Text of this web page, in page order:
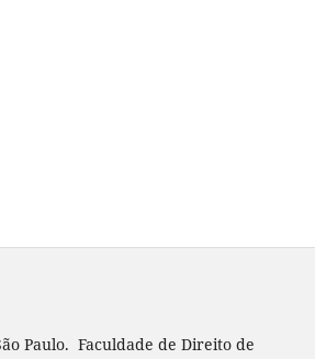
Paulo. Faculdade de Direito de